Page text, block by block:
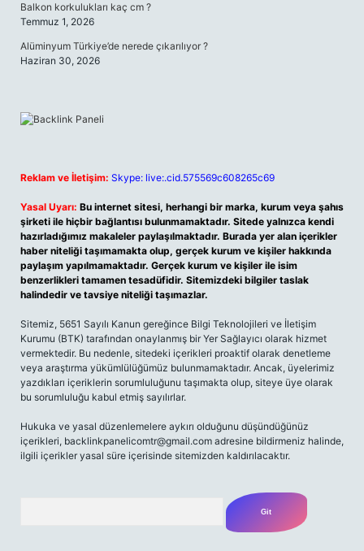
Balkon korkulukları kaç cm ?
Temmuz 1, 2026
Alüminyum Türkiye’de nerede çıkarılıyor ?
Haziran 30, 2026
Reklam ve İletişim: Skype: live:.cid.575569c608265c69
Yasal Uyarı: Bu internet sitesi, herhangi bir marka, kurum veya şahıs
şirketi ile hiçbir bağlantısı bulunmamaktadır. Sitede yalnızca kendi
hazırladığımız makaleler paylaşılmaktadır. Burada yer alan içerikler
haber niteliği taşımamakta olup, gerçek kurum ve kişiler hakkında
paylaşım yapılmamaktadır. Gerçek kurum ve kişiler ile isim
benzerlikleri tamamen tesadüfidir. Sitemizdeki bilgiler taslak
halindedir ve tavsiye niteliği taşımazlar.
Sitemiz, 5651 Sayılı Kanun gereğince Bilgi Teknolojileri ve İletişim
Kurumu (BTK) tarafından onaylanmış bir Yer Sağlayıcı olarak hizmet
vermektedir. Bu nedenle, sitedeki içerikleri proaktif olarak denetleme
veya araştırma yükümlülüğümüz bulunmamaktadır. Ancak, üyelerimiz
yazdıkları içeriklerin sorumluluğunu taşımakta olup, siteye üye olarak
bu sorumluluğu kabul etmiş sayılırlar.
Hukuka ve yasal düzenlemelere aykırı olduğunu düşündüğünüz
içerikleri, backlinkpanelicomtr@gmail.com adresine bildirmeniz halinde,
ilgili içerikler yasal süre içerisinde sitemizden kaldırılacaktır.